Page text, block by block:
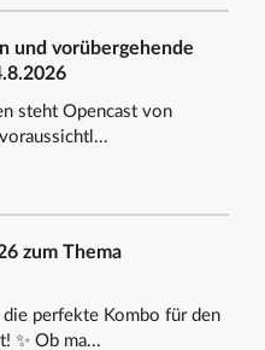
und vorübergehende
steht Opencast von
zum Thema
perfekte Kombo für den
✨ Ob ma...